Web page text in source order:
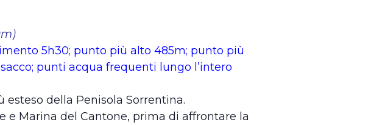
5h30; punto più alto 485m; punto più
punti acqua frequenti lungo l’intero
della Penisola Sorrentina.
e Marina del Cantone, prima di affrontare la